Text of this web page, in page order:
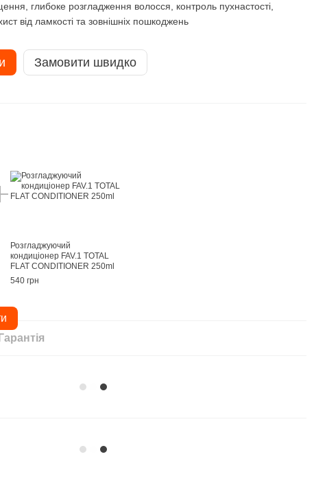
глибоке розгладження волосся, контроль пухнастості,
від ламкості та зовнішніх пошкоджень
Замовити швидко
Розгладжуючий
кондиціонер FAV.1 TOTAL
FLAT CONDITIONER 250ml
540 грн
Гарантія